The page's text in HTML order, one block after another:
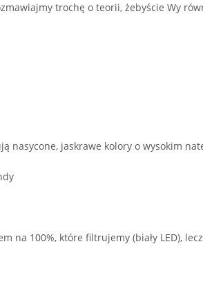
trochę o teorii, żebyście Wy
nasycone, jaskrawe kolory o wysokim
na 100%, które filtrujemy (biały LED),